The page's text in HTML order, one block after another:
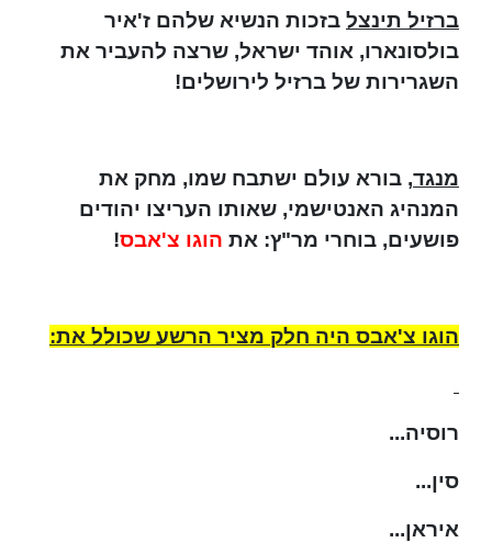
ברזיל תינצל בזכות הנשיא שלהם ז'איר
בולסונארו, אוהד ישראל, שרצה להעביר את
השגרירות של ברזיל לירושלים!
מנגד, בורא עולם ישתבח שמו, מחק את
המנהיג האנטישמי, שאותו העריצו יהודים
פושעים, בוחרי מר"ץ: את הוגו צ'אבס!
הוגו צ'אבס היה חלק מציר הרשע שכולל את:
רוסיה...
סין...
איראן...